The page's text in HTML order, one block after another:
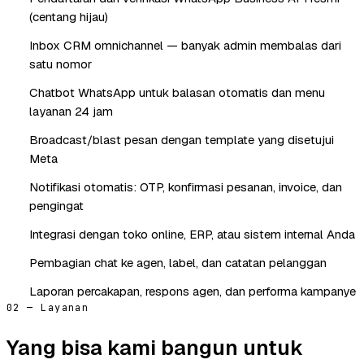
(centang hijau)
Inbox CRM omnichannel — banyak admin membalas dari
satu nomor
Chatbot WhatsApp untuk balasan otomatis dan menu
layanan 24 jam
Broadcast/blast pesan dengan template yang disetujui
Meta
Notifikasi otomatis: OTP, konfirmasi pesanan, invoice, dan
pengingat
Integrasi dengan toko online, ERP, atau sistem internal Anda
Pembagian chat ke agen, label, dan catatan pelanggan
Laporan percakapan, respons agen, dan performa kampanye
02 — Layanan
Yang bisa kami bangun untuk